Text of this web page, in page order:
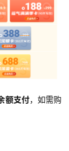
额支付，如需购